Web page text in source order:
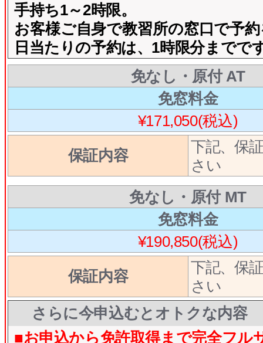
手持ち1～2時限。
お客様ご自身で教習所の窓口で予
日当たりの予約は、1時限分までで
免なし・原付 AT
免窓料金
¥171,050(税込)
保証内容
下記、保
さい
免なし・原付 MT
免窓料金
¥190,850(税込)
保証内容
下記、保
さい
さらに今申込むとオトクな内容
■お申込から免許取得まで完全フル